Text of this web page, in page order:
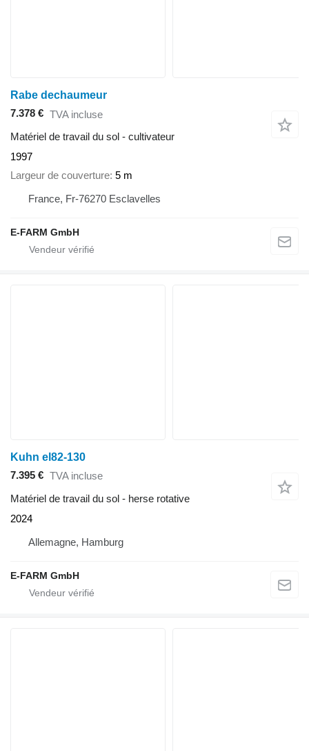
Rabe dechaumeur
7.378 € TVA incluse
Matériel de travail du sol - cultivateur
1997
Largeur de couverture 5 m
France, Fr-76270 Esclavelles
E-FARM GmbH
Kuhn el82-130
7.395 € TVA incluse
Matériel de travail du sol - herse rotative
2024
Allemagne, Hamburg
E-FARM GmbH